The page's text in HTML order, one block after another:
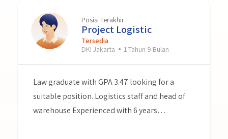
Posisi Terakhir
Project Logistic
Tersedia
DKI Jakarta
1 Tahun 9 Bulan
Law graduate with GPA 3.47 looking for a
suitable position. Logistics staff and head of
warehouse Experienced with 6 years